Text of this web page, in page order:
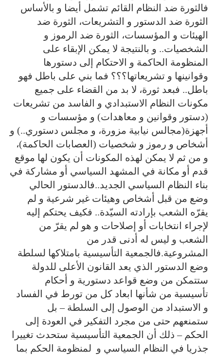
فالثورة ضد النظام القائم تشمل أيضا و بالأساس
الثورة ضد الدستور و التشريعات، الثورة ضد
الهيئات و المؤسسات، الثورة ضد الرموز و
الشخصيات.. و بالنتيجة لا يمكن الإبقاء على
المنظومة الحاكمة و الاحتكام إلى دستورها
وقوانينها و تشريعاتها؟؟؟ فما بني على باطل فهو
باطل.. فبعد ثورة، لا بد من القضاء على جميع
مكونات النظام الاستبدادي و الفاسد من تشريعات
(دستور وقوانين و معاهدات) و مؤسسات و
أجهزة(مجالس نيابية مزورة، و مجلس دستوري..) و
أشخاص و رموز و شخصيات (العصابات الحاكمة)،
و من ثم لا يمكن لهذه المكونات أن يكون لها موقع
قدم أو مكانة في المشهد السياسي أو مشاركة في
بناء النظام السياسي الجديد..فالدستور الحالي
وضع من قبل أشخاص وهيئات غير شرعية و لم
يقرّه الشعب بإرادته السيّدة.. فكيف يحتكم إليه
لإجراء انتخابات أو إصلاحات و هو لم يقرّ من
الشعب و ليس له أدنى قدر من
المشروعية.فالجمعية التأسيسية بامتلاكها لسلطة
وضع الدستور الذي يعد القانون الأعلى للدولة
ستتمكن من وضع قواعد دستورية و أحكام
تأسيسية من شأنها ابعاد كل من تورط في الفساد
و الاستبداد من الوصول إلى السلطة – بل
ستمنعهم حتى من مجرد التفكير في العودة إلى
الحكم – ذلك أن الجمعية التأسيسية ستحدث تغييرا
جذريا في النظام السياسي و لمنظومة الحكم بما